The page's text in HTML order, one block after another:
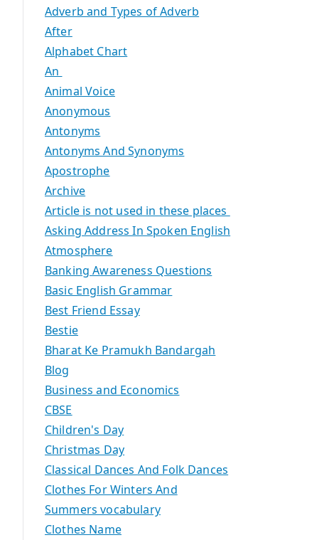
Adverb and Types of Adverb
After
Alphabet Chart
An
Animal Voice
Anonymous
Antonyms
Antonyms And Synonyms
Apostrophe
Archive
Article is not used in these places
Asking Address In Spoken English
Atmosphere
Banking Awareness Questions
Basic English Grammar
Best Friend Essay
Bestie
Bharat Ke Pramukh Bandargah
Blog
Business and Economics
CBSE
Children's Day
Christmas Day
Classical Dances And Folk Dances
Clothes For Winters And
Summers vocabulary
Clothes Name